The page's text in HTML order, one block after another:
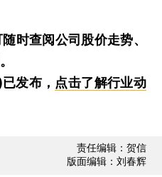
随时查阅公司股价走势、
发布， 点击了解行业动
责任编辑：贺信
版面编辑：刘春辉